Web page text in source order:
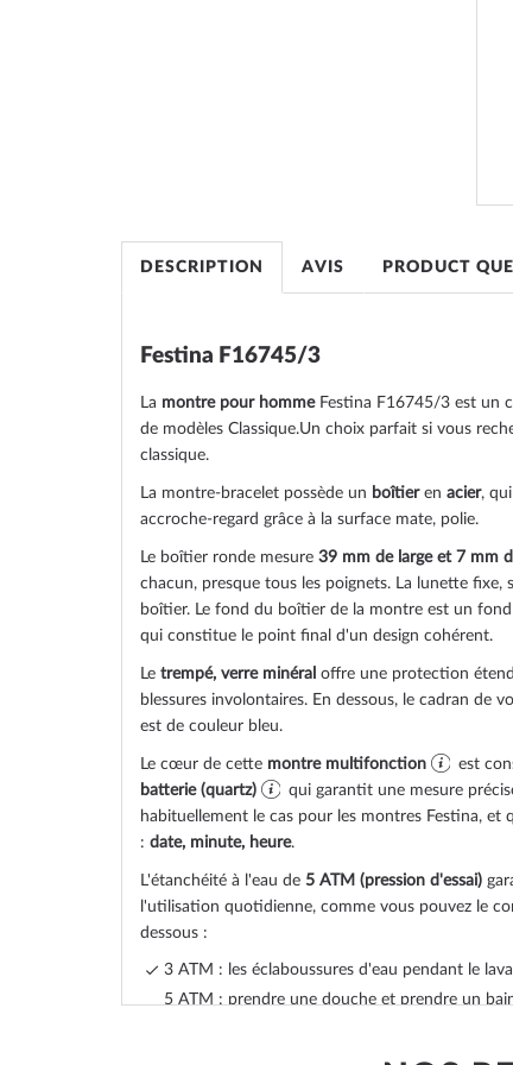
DESCRIPTION
Festina F16745/3
La montre pour hommeFestina F16745/3 est un
de modèles Classique.Un choix parfait si vous
classique.
La montre-bracelet possède un boîtieren acier,
accroche-regard grâce à la surface mate, polie.
Le boîtier ronde mesure 39 mm de large et 7 mm
chacun, presque tous les poignets. La lunette fixe,
boîtier. Le fond du boîtier de la montre est un fond
qui constitue le point final d'un design cohérent.
Le trempé, verre minéral offre une protection
blessures involontaires. En dessous, le cadran de
est de couleur bleu.
Le cœur de cette montre multifonction
est
batterie (quartz)
qui garantit une mesure
habituellement le cas pour les montres Festina, et
: date, minute, heure.
L'étanchéité à l'eau de 5 ATM (pression d'essai)
l'utilisation quotidienne, comme vous pouvez le
dessous :
3 ATM : les éclaboussures d'eau pendant le
5 ATM : prendre une douche et prendre un
AVIS PRODUCT